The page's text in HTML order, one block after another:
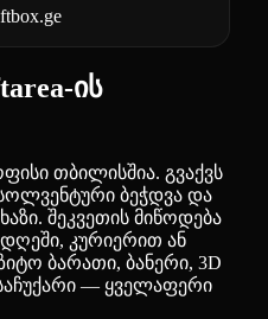
ის
თბილისშია. გვაქვს
ბეჭდვა და
შეკვეთის მიწოდება
კურიერით ან
ბარათი, ბანერი, 3D
— ყველაფერი